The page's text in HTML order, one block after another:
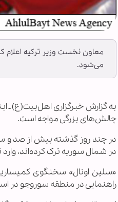
معاون نخست وزیر ترکیه اعلام
می‌شود.
به گزارش خبرگزاری اهل‌بیت(ع) ـ
چالش‌های بزرگی مواجه است.
در چند روز گذشته بیش از صد و
در شمال سوریه ترک کرده‌اند،
«سلین اونال» سخنگوی
راهنمایی در منطقه سوروجو در